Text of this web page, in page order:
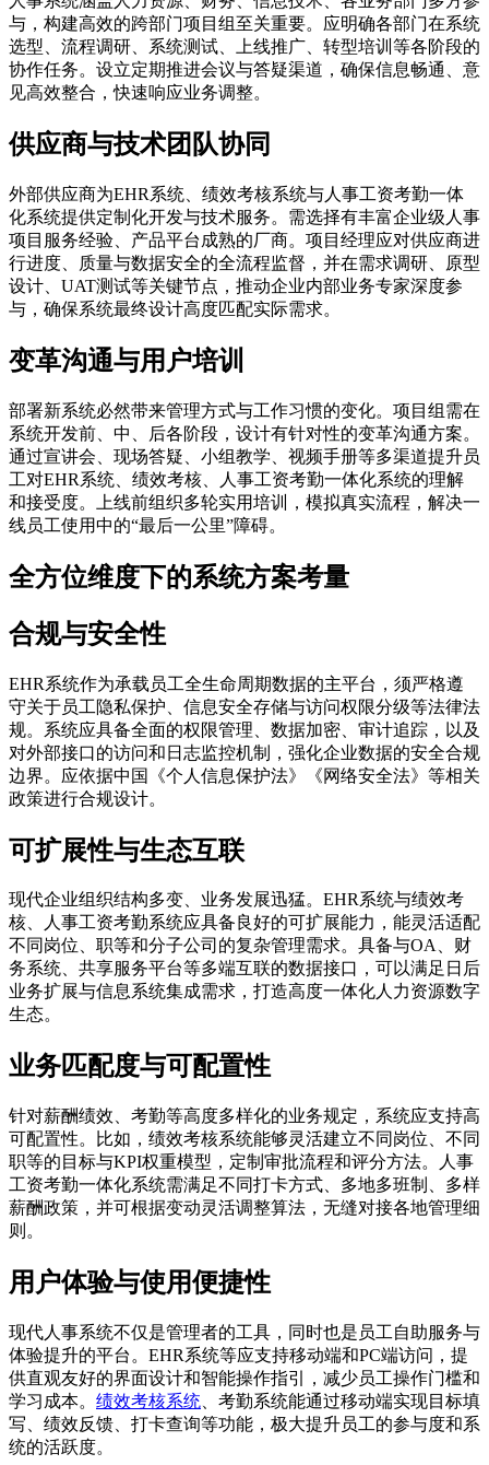
与，构建高效的跨部门项目组至关重要。应明确各部门在系统
选型、流程调研、系统测试、上线推广、转型培训等各阶段的
协作任务。设立定期推进会议与答疑渠道，确保信息畅通、意
见高效整合，快速响应业务调整。
供应商与技术团队协同
外部供应商为EHR系统、绩效考核系统与人事工资考勤一体
化系统提供定制化开发与技术服务。需选择有丰富企业级人事
项目服务经验、产品平台成熟的厂商。项目经理应对供应商进
行进度、质量与数据安全的全流程监督，并在需求调研、原型
设计、UAT测试等关键节点，推动企业内部业务专家深度参
与，确保系统最终设计高度匹配实际需求。
变革沟通与用户培训
部署新系统必然带来管理方式与工作习惯的变化。项目组需在
系统开发前、中、后各阶段，设计有针对性的变革沟通方案。
通过宣讲会、现场答疑、小组教学、视频手册等多渠道提升员
工对EHR系统、绩效考核、人事工资考勤一体化系统的理解
和接受度。上线前组织多轮实用培训，模拟真实流程，解决一
线员工使用中的“最后一公里”障碍。
全方位维度下的系统方案考量
合规与安全性
EHR系统作为承载员工全生命周期数据的主平台，须严格遵
守关于员工隐私保护、信息安全存储与访问权限分级等法律法
规。系统应具备全面的权限管理、数据加密、审计追踪，以及
对外部接口的访问和日志监控机制，强化企业数据的安全合规
边界。应依据中国《个人信息保护法》《网络安全法》等相关
政策进行合规设计。
可扩展性与生态互联
现代企业组织结构多变、业务发展迅猛。EHR系统与绩效考
核、人事工资考勤系统应具备良好的可扩展能力，能灵活适配
不同岗位、职等和分子公司的复杂管理需求。具备与OA、财
务系统、共享服务平台等多端互联的数据接口，可以满足日后
业务扩展与信息系统集成需求，打造高度一体化人力资源数字
生态。
业务匹配度与可配置性
针对薪酬绩效、考勤等高度多样化的业务规定，系统应支持高
可配置性。比如，绩效考核系统能够灵活建立不同岗位、不同
职等的目标与KPI权重模型，定制审批流程和评分方法。人事
工资考勤一体化系统需满足不同打卡方式、多地多班制、多样
薪酬政策，并可根据变动灵活调整算法，无缝对接各地管理细
则。
用户体验与使用便捷性
现代人事系统不仅是管理者的工具，同时也是员工自助服务与
体验提升的平台。EHR系统等应支持移动端和PC端访问，提
供直观友好的界面设计和智能操作指引，减少员工操作门槛和
学习成本。 绩效考核系统 、考勤系统能通过移动端实现目标填
写、绩效反馈、打卡查询等功能，极大提升员工的参与度和系
统的活跃度。